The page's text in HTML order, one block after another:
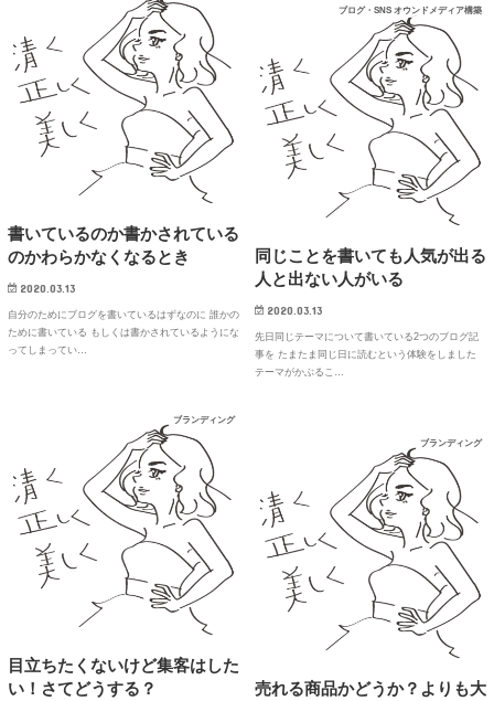
書いているのか書かされている
のかわらかなくなるとき
2020.03.13
自分のためにブログを書いているはずなのに 誰かの
ために書いている もしくは書かされているようにな
ってしまってい…
ブログ・SNS オウンドメディア構築
同じことを書いても人気が出る
人と出ない人がいる
2020.03.13
先日同じテーマについて書いている2つのブログ記
事を たまたま同じ日に読むという体験をしました
テーマがかぶるこ…
ブランディング
目立ちたくないけど集客はした
い！さてどうする？
ブランディング
売れる商品かどうか？よりも大